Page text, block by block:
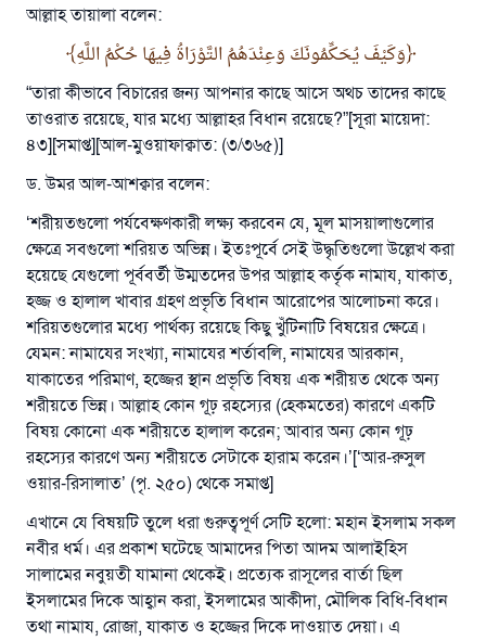
আল্লাহ তায়ালা বলেন:
وَكَيْفَ يُحَكِّمُونَكَ وَعِنْدَهُمُ التَّوْرَاةُ فِيهَا حُكْمُ اللَّهِ
“তারা কীভাবে বিচারের জন্য আপনার কাছে আসে অথচ তাদের কাছে
তাওরাত রয়েছে, যার মধ্যে আল্লাহর বিধান রয়েছে?”[সূরা মায়েদা:
৪৩][সমাপ্ত][আল-মুওয়াফাক্বাত: (৩/৩৬৫)]
ড. উমর আল-আশক্বার বলেন:
‘শরীয়তগুলো পর্যবেক্ষণকারী লক্ষ্য করবেন যে, মূল মাসয়ালাগুলোর
ক্ষেত্রে সবগুলো শরিয়ত অভিন্ন। ইতঃপূর্বে সেই উদ্ধৃতিগুলো উল্লেখ করা
হয়েছে যেগুলো পূর্ববর্তী উম্মতদের উপর আল্লাহ কর্তৃক নামায, যাকাত,
হজ্জ ও হালাল খাবার গ্রহণ প্রভৃতি বিধান আরোপের আলোচনা করে।
শরিয়তগুলোর মধ্যে পার্থক্য রয়েছে কিছু খুঁটিনাটি বিষয়ের ক্ষেত্রে।
যেমন: নামাযের সংখ্যা, নামাযের শর্তাবলি, নামাযের আরকান,
যাকাতের পরিমাণ, হজ্জের স্থান প্রভৃতি বিষয় এক শরীয়ত থেকে অন্য
শরীয়তে ভিন্ন। আল্লাহ কোন গূঢ় রহস্যের (হেকমতের) কারণে একটি
বিষয় কোনো এক শরীয়তে হালাল করেন; আবার অন্য কোন গূঢ়
রহস্যের কারণে অন্য শরীয়তে সেটাকে হারাম করেন।’[‘আর-রুসুল
ওয়ার-রিসালাত’ (পৃ. ২৫০) থেকে সমাপ্ত]
এখানে যে বিষয়টি তুলে ধরা গুরুত্বপূর্ণ সেটি হলো: মহান ইসলাম সকল
নবীর ধর্ম। এর প্রকাশ ঘটেছে আমাদের পিতা আদম আলাইহিস
সালামের নবুয়তী যামানা থেকেই। প্রত্যেক রাসূলের বার্তা ছিল
ইসলামের দিকে আহ্বান করা, ইসলামের আকীদা, মৌলিক বিধি-বিধান
তথা নামায, রোজা, যাকাত ও হজ্জের দিকে দাওয়াত দেয়া। এ